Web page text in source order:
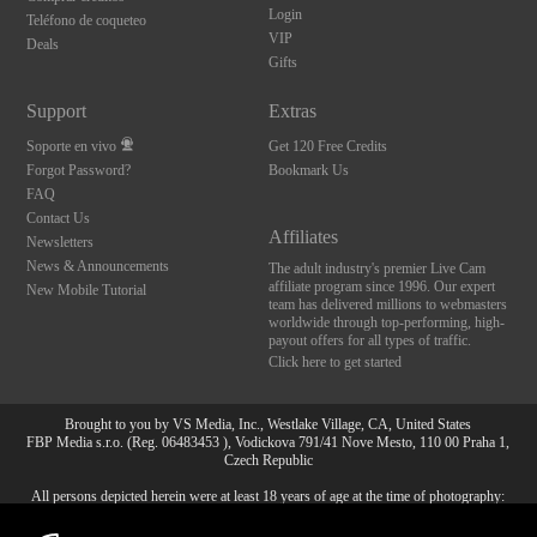
Teléfono de coqueteo
Deals
Login
VIP
Gifts
Support
Soporte en vivo
Forgot Password?
FAQ
Contact Us
Newsletters
News & Announcements
New Mobile Tutorial
Extras
Get 120 Free Credits
Bookmark Us
Affiliates
The adult industry's premier Live Cam
affiliate program since 1996. Our expert
team has delivered millions to webmasters
worldwide through top-performing, high-
payout offers for all types of traffic.
Click here to get started
Brought to you by VS Media, Inc., Westlake Village, CA, United States
FBP Media s.r.o. (Reg. 06483453 ), Vodickova 791/41 Nove Mesto, 110 00 Praha 1,
Czech Republic
All persons depicted herein were at least 18 years of age at the time of photography:
10:00